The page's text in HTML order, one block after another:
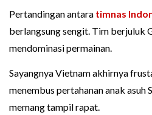
Pertandingan antara timnas
berlangsung sengit. Tim berjuluk
mendominasi permainan.
Sayangnya Vietnam akhirnya
menembus pertahanan anak asuh
memang tampil rapat.